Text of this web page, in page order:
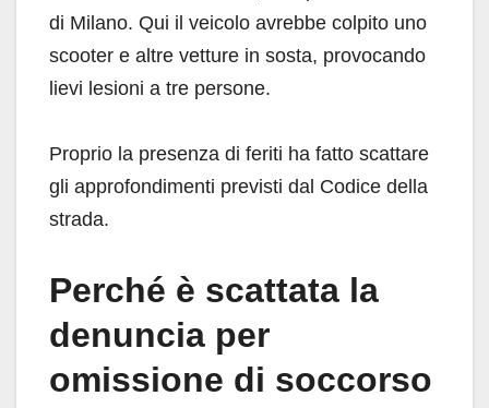
di Milano. Qui il veicolo avrebbe colpito uno
scooter e altre vetture in sosta, provocando
lievi lesioni a tre persone.
Proprio la presenza di feriti ha fatto scattare
gli approfondimenti previsti dal Codice della
strada.
Perché è scattata la
denuncia per
omissione di soccorso